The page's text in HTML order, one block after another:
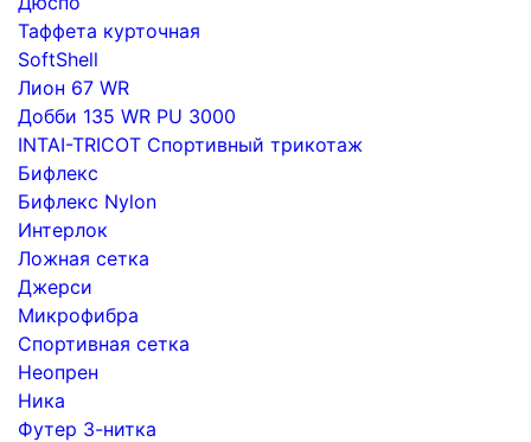
Таффета курточная
SoftShell
Лион 67 WR
Добби 135 WR PU 3000
INTAI-TRICOT Спортивный трикотаж
Бифлекс
Бифлекс Nylon
Интерлок
Ложная сетка
Джерси
Микрофибра
Спортивная сетка
Неопрен
Ника
Футер 3-нитка